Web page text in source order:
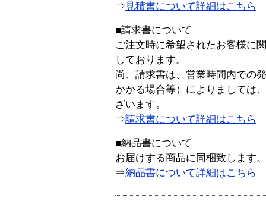
⇒ 見積書について詳細はこちら
■請求書について
ご注文時に希望されたお客様に
しております。
尚、請求書は、営業時間内での
かかる場合等）によりましては
ざいます。
⇒請求書について詳細はこちら
■納品書について
お届けする商品に同梱致します。
⇒納品書について詳細はこちら